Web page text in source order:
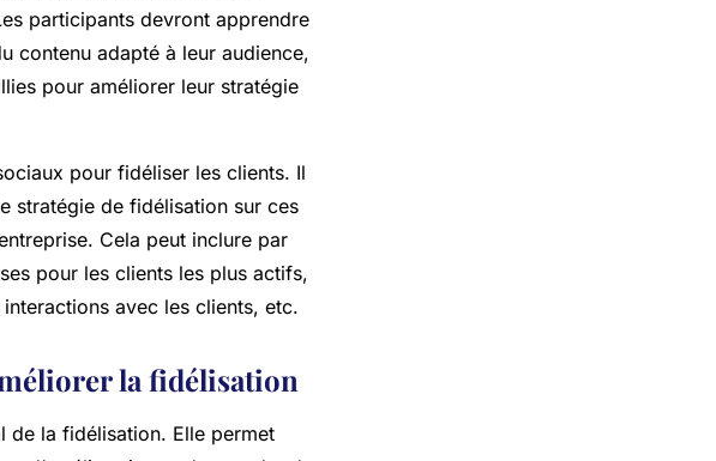
participants devront apprendre
contenu adapté à leur audience,
pour améliorer leur stratégie
pour fidéliser les clients. Il
stratégie de fidélisation sur ces
Cela peut inclure par
pour les clients les plus actifs,
avec les clients, etc.
la fidélisation
de la fidélisation. Elle permet